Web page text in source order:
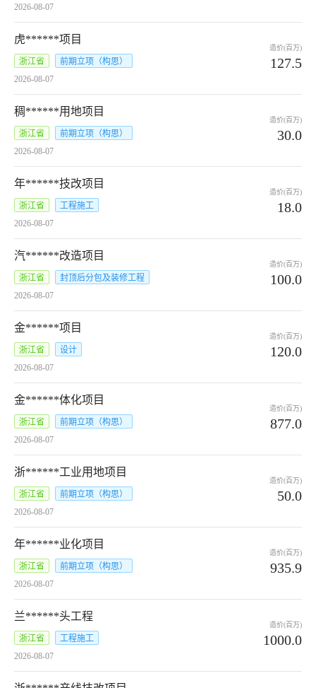
2026-08-07
虎******项目
浙江省
前期立项（构思）
2026-08-07
造价(百万)
127.5
稠******用地项目
浙江省
前期立项（构思）
2026-08-07
造价(百万)
30.0
年******技改项目
浙江省
工程施工
2026-08-07
造价(百万)
18.0
汽******改造项目
浙江省
封顶后分包及装修工程
2026-08-07
造价(百万)
100.0
金******项目
浙江省
设计
2026-08-07
造价(百万)
120.0
金******体化项目
浙江省
前期立项（构思）
2026-08-07
造价(百万)
877.0
浙******工业用地项目
浙江省
前期立项（构思）
2026-08-07
造价(百万)
50.0
年******业化项目
浙江省
前期立项（构思）
2026-08-07
造价(百万)
935.9
兰******头工程
浙江省
工程施工
2026-08-07
造价(百万)
1000.0